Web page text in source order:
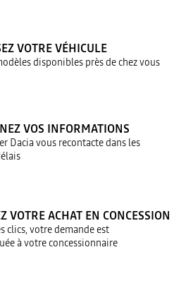
VOTRE VÉHICULE
disponibles près de chez vous
VOS INFORMATIONS
Dacia vous recontacte dans les
VOTRE ACHAT EN CONCESSION
clics, votre demande est
à votre concessionnaire